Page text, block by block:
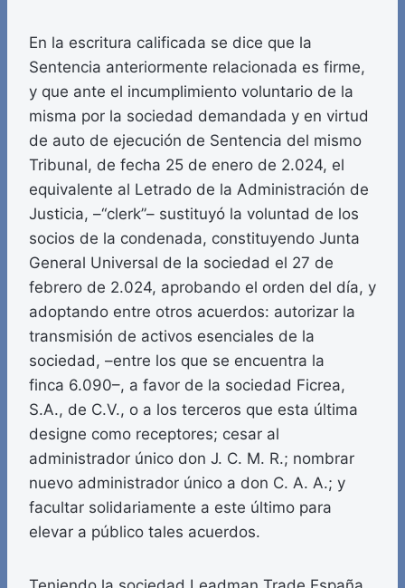
En la escritura calificada se dice que la
Sentencia anteriormente relacionada es firme,
y que ante el incumplimiento voluntario de la
misma por la sociedad demandada y en virtud
de auto de ejecución de Sentencia del mismo
Tribunal, de fecha 25 de enero de 2.024, el
equivalente al Letrado de la Administración de
Justicia, –“clerk”– sustituyó la voluntad de los
socios de la condenada, constituyendo Junta
General Universal de la sociedad el 27 de
febrero de 2.024, aprobando el orden del día, y
adoptando entre otros acuerdos: autorizar la
transmisión de activos esenciales de la
sociedad, –entre los que se encuentra la
finca 6.090–, a favor de la sociedad Ficrea,
S.A., de C.V., o a los terceros que esta última
designe como receptores; cesar al
administrador único don J. C. M. R.; nombrar
nuevo administrador único a don C. A. A.; y
facultar solidariamente a este último para
elevar a público tales acuerdos.